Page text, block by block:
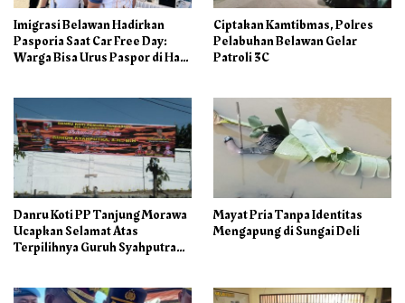
Imigrasi Belawan Hadirkan
Pasporia Saat Car Free Day:
Warga Bisa Urus Paspor di Hari
Ciptakan Kamtibmas, Polres
Pelabuhan Belawan Gelar
Patroli 3C
Danru Koti PP Tanjung Morawa
Ucapkan Selamat Atas
Terpilihnya Guruh Syahputra
Mayat Pria Tanpa Identitas
Mengapung di Sungai Deli